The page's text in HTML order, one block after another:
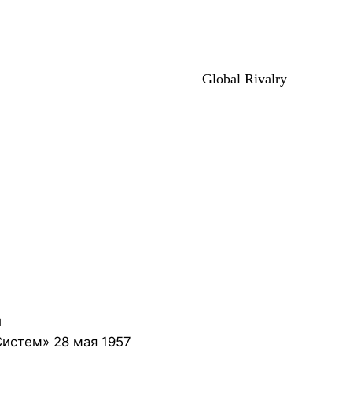
Global Rivalry
28 мая 1957